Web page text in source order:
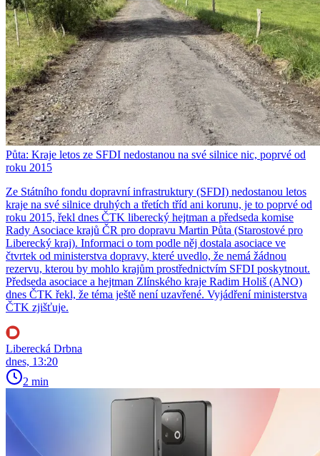
Půta: Kraje letos ze SFDI nedostanou na své silnice nic, poprvé od
roku 2015
Ze Státního fondu dopravní infrastruktury (SFDI) nedostanou letos
kraje na své silnice druhých a třetích tříd ani korunu, je to poprvé od
roku 2015, řekl dnes ČTK liberecký hejtman a předseda komise
Rady Asociace krajů ČR pro dopravu Martin Půta (Starostové pro
Liberecký kraj). Informaci o tom podle něj dostala asociace ve
čtvrtek od ministerstva dopravy, které uvedlo, že nemá žádnou
rezervu, kterou by mohlo krajům prostřednictvím SFDI poskytnout.
Předseda asociace a hejtman Zlínského kraje Radim Holiš (ANO)
dnes ČTK řekl, že téma ještě není uzavřené. Vyjádření ministerstva
ČTK zjišťuje.
Liberecká Drbna
dnes, 13:20
2 min